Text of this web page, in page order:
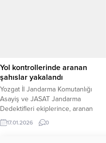
müdürlüğünün araç ve
hizmetlerinin tanıtımı yapıldı.
Programa Belediye Başkanı Kazım
Arslan, Belediye Ulaştırma Müdürü
Hasan...
Yol kontrollerinde aranan
şahıslar yakalandı
Yozgat İl Jandarma Komutanlığı
Asayiş ve JASAT Jandarma
Dedektifleri ekiplerince, aranan
şahısların yakalanmasına yönelik
yürütülen çalışmalar kapsamında
17.01.2026 0